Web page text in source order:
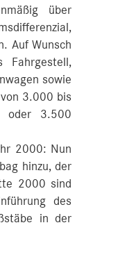
über
Auf Wunsch
sowie
3.000 bis
oder 3.500
2000: Nun
hinzu, der
2000 sind
des
in der